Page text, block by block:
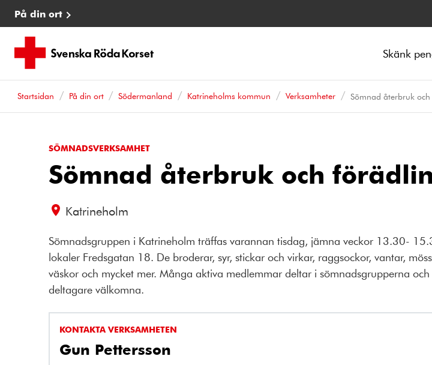
På din ort
Skänk
Startsidan På din ort Södermanland Katrineholms kommun Verksamheter Sömnad återbruk
SÖMNADSVERKSAMHET
Sömnad återbruk och
Katrineholm
Sömnadsgruppen i Katrineholm träffas varannan tisdag, jämna veckor 13.30-
lokaler Fredsgatan 18. De broderar, syr, stickar och virkar, raggsockor, vantar,
väskor och mycket mer. Många aktiva medlemmar deltar i sömnadsgrupperna
deltagare välkomna.
KONTAKTA VERKSAMHETEN
Gun Pettersson